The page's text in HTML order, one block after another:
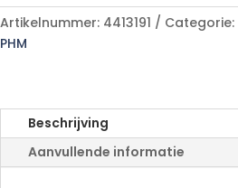
aantal
l
t
e
a
t
Artikelnummer: 4413191 Categorie:
PHM
Beschrijving
Aanvullende informatie